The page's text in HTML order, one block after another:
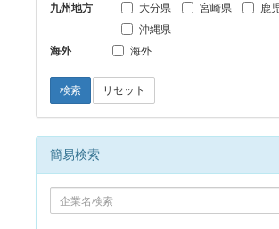
九州地方
大分県
宮崎県
鹿
沖縄県
海外
海外
検索 リセット
簡易検索